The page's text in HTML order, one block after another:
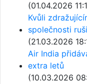
(01.04.2026
Kvůli
společnosti
(21.03.2026
Air India
extra letů
(10.03.2026